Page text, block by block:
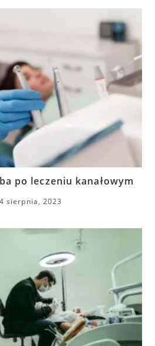
po leczeniu kanałowym
sierpnia, 2023